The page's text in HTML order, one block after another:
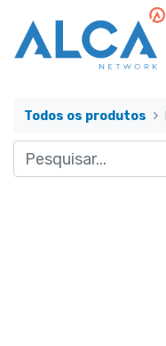
Todos os produtos